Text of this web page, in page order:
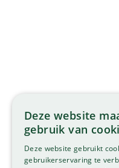
Deze website
gebruik van
Deze website gebruikt
gebruikerservaring te